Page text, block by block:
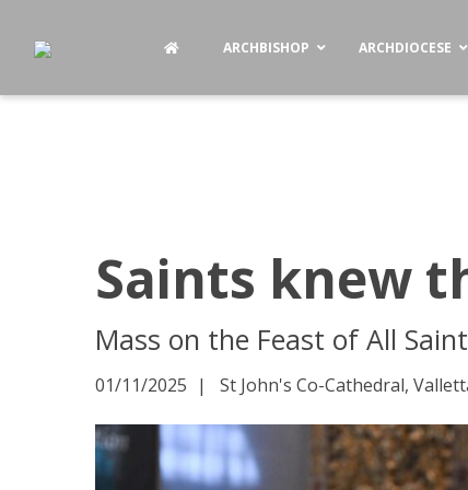
ARCHBISHOP ARCHDIOCESE
Saints knew
Mass on the Feast of All
01/11/2025 St John's Co-Cathedral,